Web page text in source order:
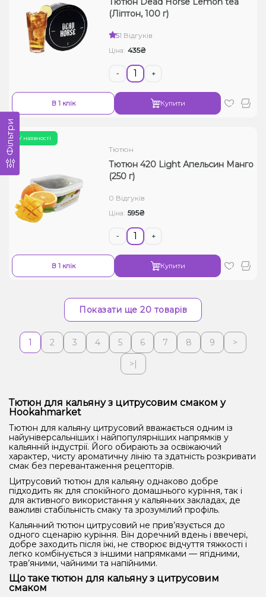
(Ліптон, 100 г)
51 Відгуків
Ціна: 435₴
- +
В 1 клік Купити
У наявності
Тютюн
Тютюн 420 Light Апельсин Манго
(250 г)
0 Відгуків
Ціна: 595₴
- +
В 1 клік Купити
Показати ще 20 товарів
1 2 3 4 5 6 7 8 9
>
>|
Тютюн для кальяну з цитрусовим смаком у
Hookahmarket
Тютюн для кальяну цитрусовий вважається одним із
найуніверсальніших і найпопулярніших напрямків у
кальянній індустрії. Його обирають за освіжаючий
характер, чисту ароматичну лінію та здатність розкривати
смак без перевантаження рецепторів.
Цитрусовий тютюн для кальяну однаково добре
підходить як для спокійного домашнього куріння, так і
для активного використання у кальянних закладах, де
важливі стабільність смаку та зрозумілий профіль.
Кальянний тютюн цитрусовий не прив’язується до
одного сценарію куріння. Він доречний вдень і ввечері,
добре заходить після їжі, не створює відчуття тяжкості і
легко комбінується з іншими напрямками — ягідними,
трав’яними, чайними та напійними.
Що таке тютюн для кальяну з цитрусовим
смаком
Фільтри